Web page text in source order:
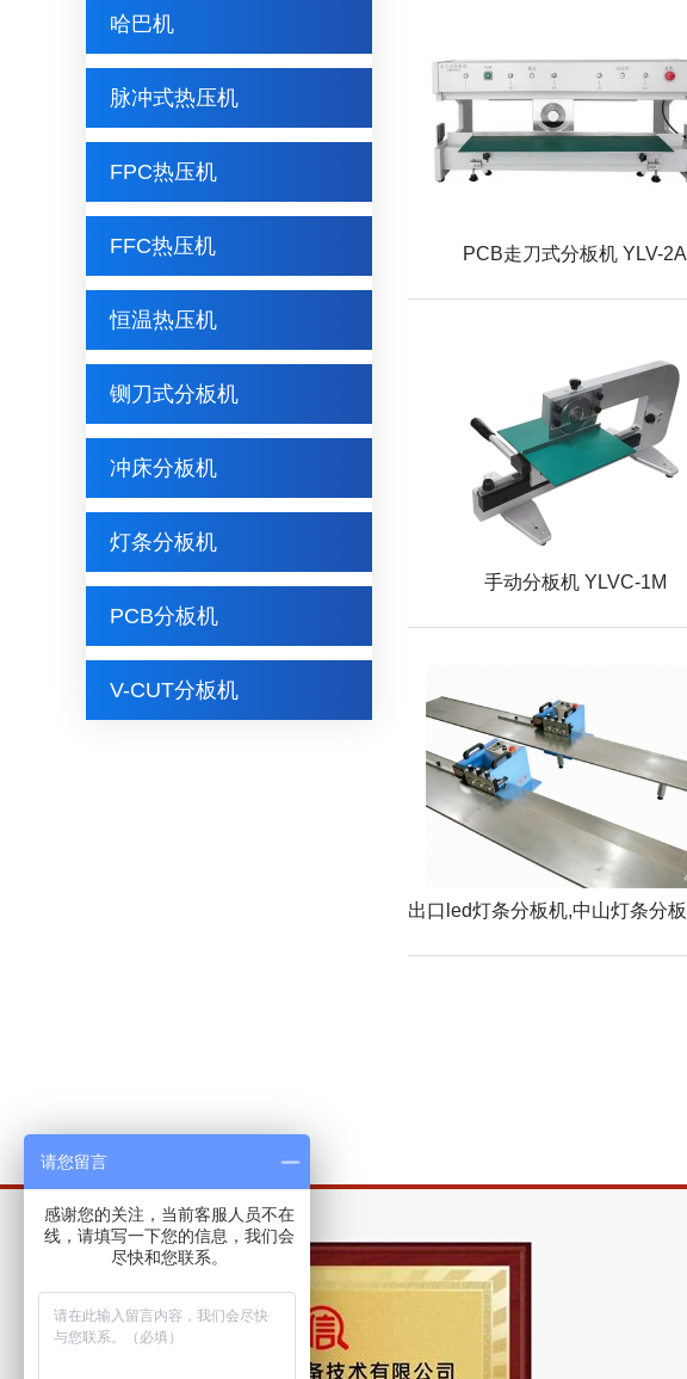
哈巴机
脉冲式热压机
FPC热压机
FFC热压机
恒温热压机
铡刀式分板机
冲床分板机
灯条分板机
PCB分板机
V-CUT分板机
PCB走刀式分板机 YLV-2A
手动分板机 YLVC-1M
请您留言
感谢您的关注，当前客服人员不在
线，请填写一下您的信息，我们会
尽快和您联系。